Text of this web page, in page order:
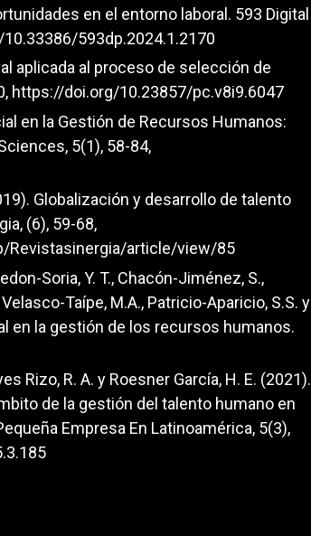
en el entorno laboral. 593 Digital
593dp.2024.1.2170
aplicada al proceso de selección de
https://doi.org/10.23857/pc.v8i9.6047
en la Gestión de Recursos Humanos:
5(1), 58-84,
Globalización y desarrollo de talento
(6), 59-68,
Revistasinergia/article/view/85
Soria, Y. T., Chacón-Jiménez, S.,
Taípe, M.A., Patricio-Aparicio, S.S. y
en la gestión de los recursos humanos.
Rizo, R. A. y Roesner García, H. E. (2021).
de la gestión del talento humano en
Empresa En Latinoamérica, 5(3),